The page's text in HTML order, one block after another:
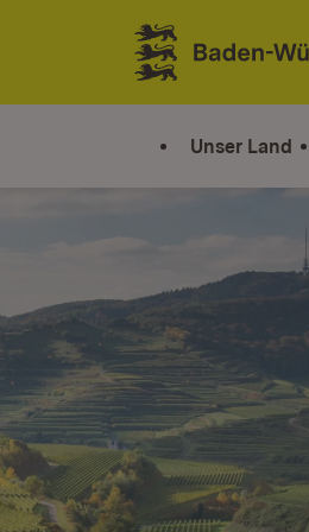
Zum Inhalt springen
Link zur Startseite
Unser Land